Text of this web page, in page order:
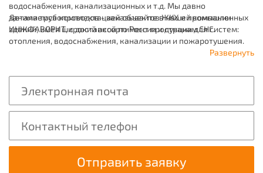
водоснабжения, канализационных и т.д. Мы давно
занимаемся комплектацией объектов ЖКХ и промышленных
зданий, имея широкий ассортимент продукции для систем:
отопления, водоснабжения, канализации и пожаротушения.
Детали трубопроводов - заказывайте в нашей компании
ИНЖФАВОРИТ, с доставкой по России и странам СНГ.
Развернуть